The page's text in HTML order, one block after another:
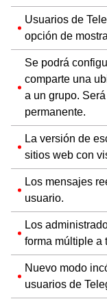
Usuarios de
opción de
Se podrá
comparte una
a un grupo.
permanente.
La versión de
sitios web con
Los mensajes
usuario.
Los
forma múltiple a
Nuevo modo
usuarios de